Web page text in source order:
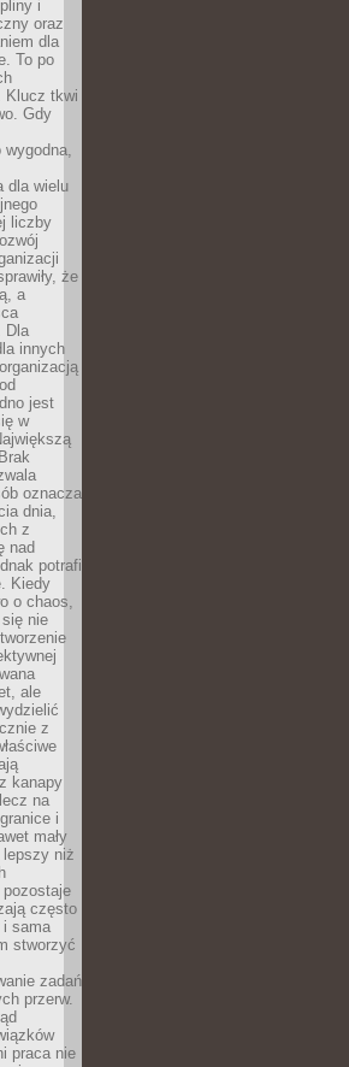
i
oraz
dla
To po
Klucz tkwi
Gdy
dla wielu
liczby
że
a
Dla
innych
jest
w
oznacza
dnia,
z
nad
potrafi
Kiedy
o chaos,
nie
ale
z
kanapy
na
i
mały
lepszy niż
często
i sama
stworzyć
zadań
przerw.
praca nie